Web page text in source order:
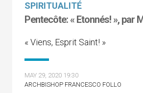
SPIRITUALITÉ
Pentecôte: « Etonnés! », par
« Viens, Esprit Saint! »
MAY 29, 2020 19:30
ARCHBISHOP FRANCESCO FOLLO